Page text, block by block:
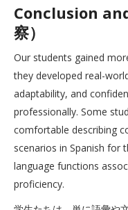
Conclusion
察）
Our students gained
they developed real-
adaptability, and
professionally. Some
comfortable describing
scenarios in Spanish for
language functions
proficiency.